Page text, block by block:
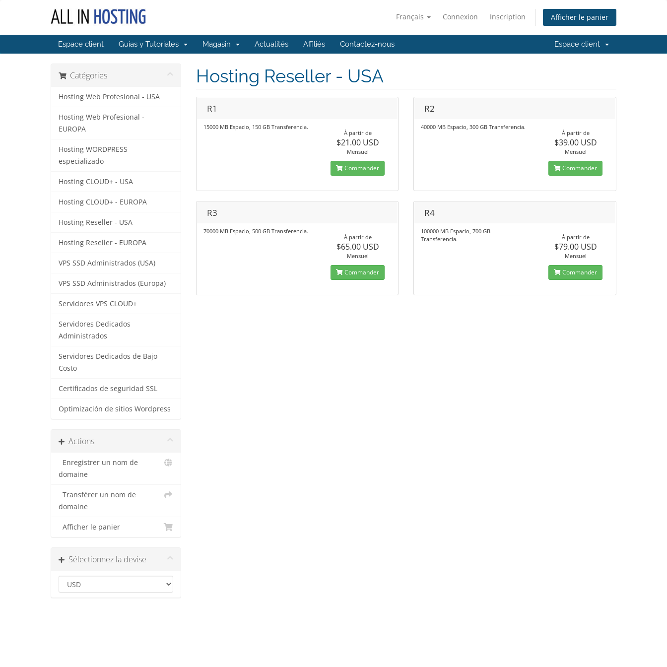
Français Connexion Inscription Afficher le panier
Espace client Guías y Tutoriales Magasin Actualités Affiliés Contactez-nous Espace client
Catégories
Hosting Web Profesional - USA
Hosting Web Profesional -
EUROPA
Hosting WORDPRESS
especializado
Hosting CLOUD+ - USA
Hosting CLOUD+ - EUROPA
Hosting Reseller - USA
Hosting Reseller - EUROPA
VPS SSD Administrados (USA)
VPS SSD Administrados (Europa)
Servidores VPS CLOUD+
Servidores Dedicados
Administrados
Servidores Dedicados de Bajo
Costo
Certificados de seguridad SSL
Optimización de sitios Wordpress
Actions
Enregistrer un nom de
domaine
Transférer un nom de
domaine
Afficher le panier
Sélectionnez la devise
Hosting Reseller - USA
R1
15000 MB Espacio, 150 GB Transferencia.
À partir de
$21.00 USD
Mensuel
Commander
R2
40000 MB Espacio, 300 GB Transferencia.
À partir de
$39.00 USD
Mensuel
Commander
R3
70000 MB Espacio, 500 GB Transferencia.
À partir de
$65.00 USD
Mensuel
Commander
R4
100000 MB Espacio, 700 GB
Transferencia.
À partir de
$79.00 USD
Mensuel
Commander